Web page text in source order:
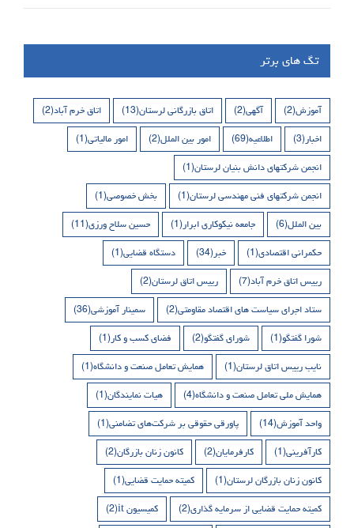
تگ های برتر
آموزش(2) آگهی(2) اتاق بازرگانی لرستان(13) اتاق خرم آباد(2)
اخبار(3) اطلاعیه(69) امور بین الملل(2) امور مالیاتی(1)
انجمن شرکتهای دانش بنیان لرستان(1)
انجمن شرکتهای فنی مهندسی لرستان(1) بخش خصوصی(1)
بین الملل(6) جامعه نیکوکاری ابرار(1) حسین سلاح ورزی(11)
حکمرانی اقتصادی(1) خبر(34) دستگاه قضایی(1)
رییس اتاق خرم آباد(7) رییس اتاق لرستان(2)
ستاد اجرای سیاست های اقتصاد مقاومتی(2) سمینار آموزشی(36)
شورا گفتگو(1) شورای گفتگو(2) فضای کسب و کار(1)
نایب رییس اتاق لرستان(1) همایش تعامل صنعت و دانشگاه(1)
همایش ملی تعامل صنعت و دانشگاه(4) هیات نمایندگان(1)
واحد آموزش(14) پاورقی حقوقی بر شرکت‌های تضامنی(1)
کارآفرینی(1) کارفرمایان(2) کانون زنان بازرگان(2)
کانون زنان بازرگان لرستان(1) کمیته حمایت قضایی(1)
کمیته حمایت قضایی از سرمایه گذاری(2) کمیسیون it (2)